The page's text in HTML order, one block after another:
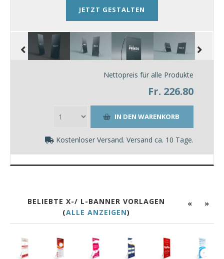
JETZT GESTALTEN
Nettopreis für alle Produkte
Fr. 226.80
Kostenloser Versand. Versand ca. 10 Tage.
« »
BELIEBTE X-/ L-BANNER VORLAGEN
(ALLE ANZEIGEN)